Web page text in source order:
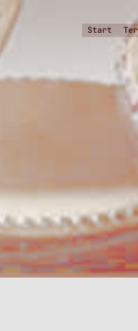
Start